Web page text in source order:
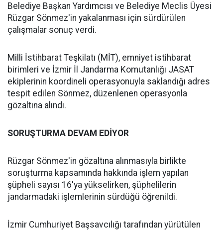
Belediye Başkan Yardımcısı ve Belediye Meclis Üyesi
Rüzgar Sönmez'in yakalanması için sürdürülen
çalışmalar sonuç verdi.
Milli İstihbarat Teşkilatı (MİT), emniyet istihbarat
birimleri ve İzmir İl Jandarma Komutanlığı JASAT
ekiplerinin koordineli operasyonuyla saklandığı adres
tespit edilen Sönmez, düzenlenen operasyonla
gözaltına alındı.
SORUŞTURMA DEVAM EDİYOR
Rüzgar Sönmez'in gözaltına alınmasıyla birlikte
soruşturma kapsamında hakkında işlem yapılan
şüpheli sayısı 16'ya yükselirken, şüphelilerin
jandarmadaki işlemlerinin sürdüğü öğrenildi.
İzmir Cumhuriyet Başsavcılığı tarafından yürütülen